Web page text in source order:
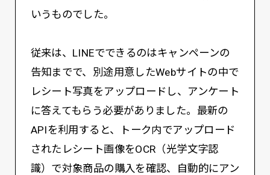
いうものでした。
従来は、LINEでできるのはキャンペーンの
告知までで、別途用意したWebサイトの中で
レシート写真をアップロードし、アンケート
に答えてもらう必要がありました。最新の
APIを利用すると、トーク内でアップロード
されたレシート画像をOCR（光学文字認
識）で対象商品の購入を確認、自動的にアン